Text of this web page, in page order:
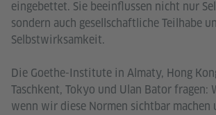
eingebettet. Sie beeinflussen nicht nur
sondern auch gesellschaftliche Teilhabe
Selbstwirksamkeit.
Die Goethe-Institute in Almaty, Hong
Taschkent, Tokyo und Ulan Bator fragen:
wenn wir diese Normen sichtbar machen